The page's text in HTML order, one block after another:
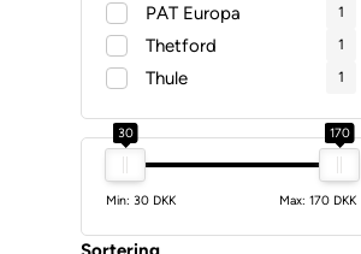
PAT Europa 1
Thetford 1
Thule 1
30 170
Min: 30 DKK Max: 170 DKK